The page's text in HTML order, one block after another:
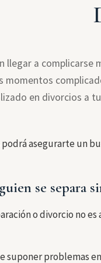
llegar a complicarse
momentos
en divorcios a
asegurarte un
se separa
o divorcio no
suponer problemas